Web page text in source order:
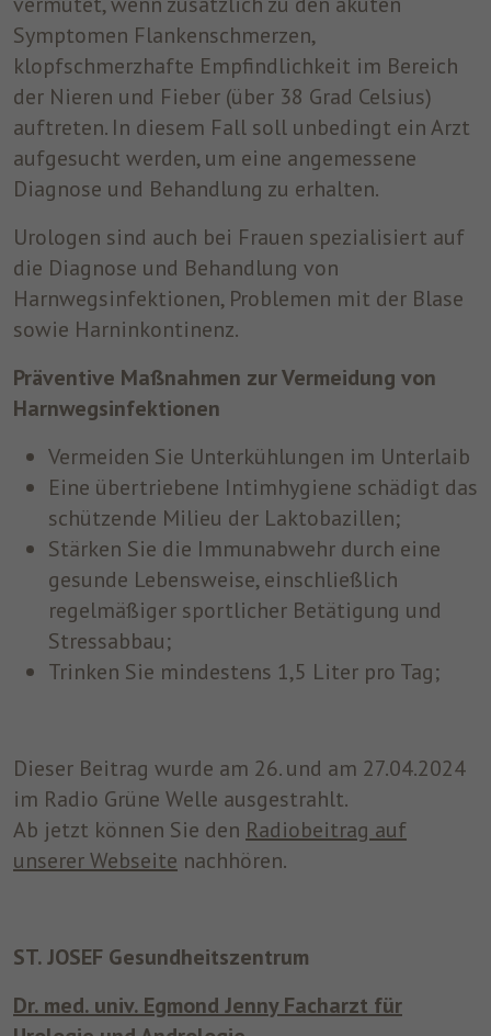
Symptomen Flankenschmerzen,
klopfschmerzhafte Empfindlichkeit im Bereich
der Nieren und Fieber (über 38 Grad Celsius)
auftreten. In diesem Fall soll unbedingt ein Arzt
aufgesucht werden, um eine angemessene
Diagnose und Behandlung zu erhalten.
Urologen sind auch bei Frauen spezialisiert auf
die Diagnose und Behandlung von
Harnwegsinfektionen, Problemen mit der Blase
sowie Harninkontinenz.
Präventive Maßnahmen zur Vermeidung von
Harnwegsinfektionen
Vermeiden Sie Unterkühlungen im Unterlaib
Eine übertriebene Intimhygiene schädigt das
schützende Milieu der Laktobazillen;
Stärken Sie die Immunabwehr durch eine
gesunde Lebensweise, einschließlich
regelmäßiger sportlicher Betätigung und
Stressabbau;
Trinken Sie mindestens 1,5 Liter pro Tag;
Dieser Beitrag wurde am 26. und am 27.04.2024
im Radio Grüne Welle ausgestrahlt.
Ab jetzt können Sie den Radiobeitrag auf
unserer Webseite nachhören.
ST. JOSEF Gesundheitszentrum
Dr. med. univ. Egmond Jenny Facharzt für